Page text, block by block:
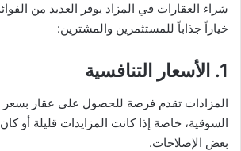
شراء العقارات في المزاد يوفر العديد من
خياراً جذاباً للمستثمرين والمشترين:
1. الأسعار التنافسية
المزادات تقدم فرصة للحصول على عقار بسعر
السوقية، خاصة إذا كانت المزايدات قليلة أو
بعض الإصلاحات.